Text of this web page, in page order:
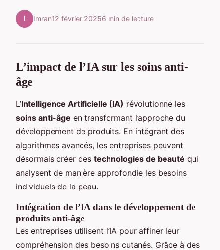
I Imran12 février 20256 min de lecture
L’impact de l’IA sur les soins anti-
âge
L’Intelligence Artificielle (IA) révolutionne les
soins anti-âge en transformant l’approche du
développement de produits. En intégrant des
algorithmes avancés, les entreprises peuvent
désormais créer des technologies de beauté qui
analysent de manière approfondie les besoins
individuels de la peau.
Intégration de l’IA dans le développement de
produits anti-âge
Les entreprises utilisent l’IA pour affiner leur
compréhension des besoins cutanés. Grâce à des